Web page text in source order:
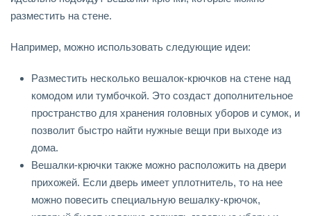
разместить на стене.
Например, можно использовать следующие идеи:
Разместить несколько вешалок-крючков на стене над
комодом или тумбочкой. Это создаст дополнительное
пространство для хранения головных уборов и сумок, и
позволит быстро найти нужные вещи при выходе из
дома.
Вешалки-крючки также можно расположить на двери
прихожей. Если дверь имеет уплотнитель, то на нее
можно повесить специальную вешалку-крючок,